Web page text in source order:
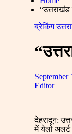
ब्रेकिंग
September
Editor
देहरादून:
में येलो